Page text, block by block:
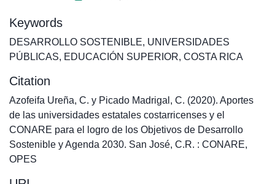
Keywords
DESARROLLO SOSTENIBLE, UNIVERSIDADES
PÚBLICAS, EDUCACIÓN SUPERIOR, COSTA RICA
Citation
Azofeifa Ureña, C. y Picado Madrigal, C. (2020). Aportes
de las universidades estatales costarricenses y el
CONARE para el logro de los Objetivos de Desarrollo
Sostenible y Agenda 2030. San José, C.R. : CONARE,
OPES